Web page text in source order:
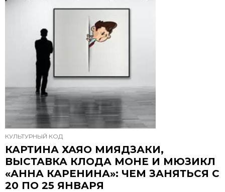
КУЛЬТУРНЫЙ КОД
КАРТИНА ХАЯО МИЯДЗАКИ,
ВЫСТАВКА КЛОДА МОНЕ И МЮЗИКЛ
«АННА КАРЕНИНА»: ЧЕМ ЗАНЯТЬСЯ С
20 ПО 25 ЯНВАРЯ